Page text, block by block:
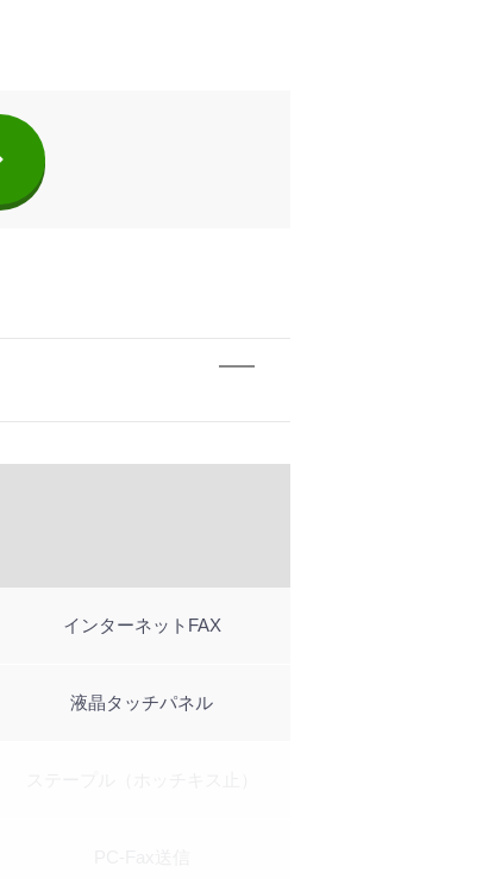
インターネットFAX
液晶タッチパネル